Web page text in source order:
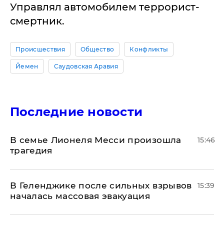
Управлял автомобилем террорист-
смертник.
Происшествия Общество Конфликты
Йемен Саудовская Аравия
Последние новости
В семье Лионеля Месси произошла
трагедия
15:46
В Геленджике после сильных взрывов
началась массовая эвакуация
15:39